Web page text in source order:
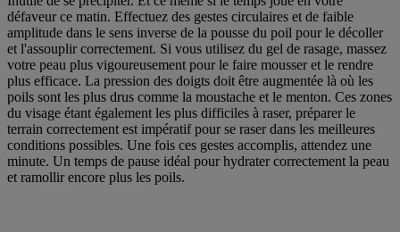
défaveur ce matin. Effectuez des gestes circulaires et de faible
amplitude dans le sens inverse de la pousse du poil pour le décoller
et l'assouplir correctement. Si vous utilisez du gel de rasage, massez
votre peau plus vigoureusement pour le faire mousser et le rendre
plus efficace. La pression des doigts doit être augmentée là où les
poils sont les plus drus comme la moustache et le menton. Ces zones
du visage étant également les plus difficiles à raser, préparer le
terrain correctement est impératif pour se raser dans les meilleures
conditions possibles. Une fois ces gestes accomplis, attendez une
minute. Un temps de pause idéal pour hydrater correctement la peau
et ramollir encore plus les poils.